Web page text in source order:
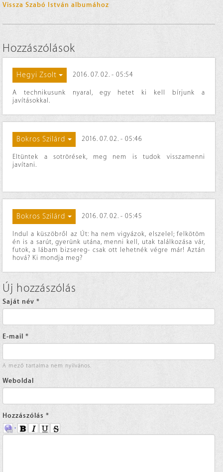
Vissza Szabó István albumához
Hozzászólások
Hegyi Zsolt 2016. 07. 02. - 05:54
A technikusunk nyaral, egy hetet ki kell bírjunk a
javításokkal.
Bokros Szilárd 2016. 07. 02. - 05:46
Eltüntek a sotrörések, meg nem is tudok visszamenni
javítani.
Bokros Szilárd 2016. 07. 02. - 05:45
Indul a küszöbről az Út: ha nem vigyázok, elszelel; felkötöm
én is a sarút, gyerünk utána, menni kell, utak találkozása vár,
futok, a lábam bizsereg- csak ott lehetnék végre már! Aztán
hová? Ki mondja meg?
Új hozzászólás
Saját név *
E-mail *
A mező tartalma nem nyilvános.
Weboldal
Hozzászólás *